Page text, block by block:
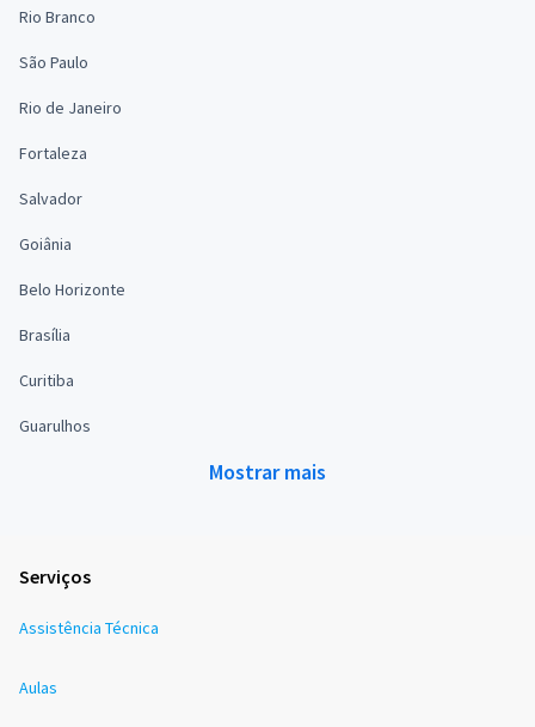
Rio Branco
São Paulo
Rio de Janeiro
Fortaleza
Salvador
Goiânia
Belo Horizonte
Brasília
Curitiba
Guarulhos
Mostrar mais
Serviços
Assistência Técnica
Aulas